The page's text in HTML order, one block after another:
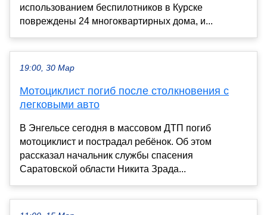
использованием беспилотников в Курске
повреждены 24 многоквартирных дома, и...
19:00, 30 Мар
Мотоциклист погиб после столкновения с
легковыми авто
В Энгельсе сегодня в массовом ДТП погиб
мотоциклист и пострадал ребёнок. Об этом
рассказал начальник службы спасения
Саратовской области Никита Зрада...